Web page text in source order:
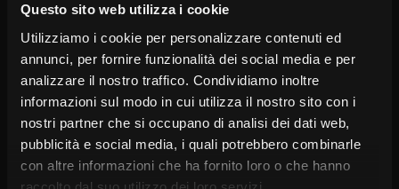
Questo sito web utilizza i cookie
Utilizziamo i cookie per personalizzare contenuti ed
annunci, per fornire funzionalità dei social media e per
analizzare il nostro traffico. Condividiamo inoltre
informazioni sul modo in cui utilizza il nostro sito con i
nostri partner che si occupano di analisi dei dati web,
pubblicità e social media, i quali potrebbero combinarle
con altre informazioni che ha fornito loro o che hanno